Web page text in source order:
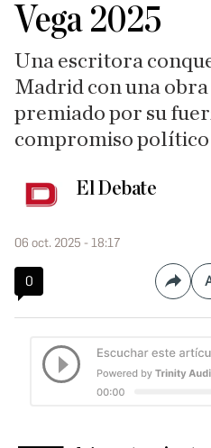
Vega 2025
Una escritora
Madrid con una
premiado por su
compromiso político
El Debate
06 oct. 2025 - 18:17
0